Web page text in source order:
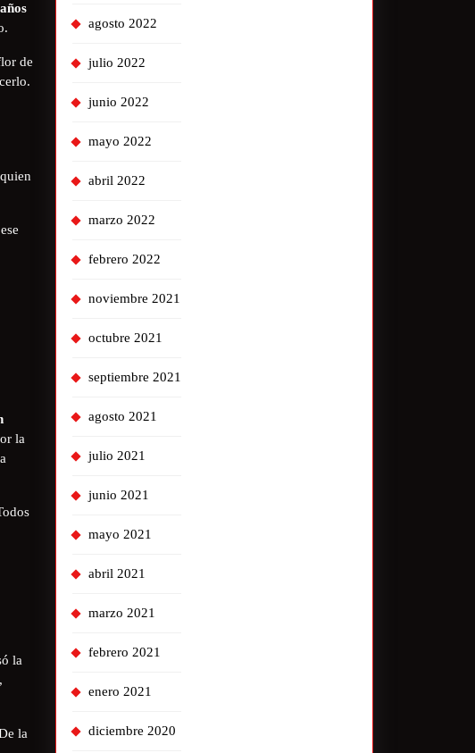
de
la
la
la
agosto 2022
julio 2022
junio 2022
mayo 2022
abril 2022
marzo 2022
febrero 2022
noviembre 2021
octubre 2021
septiembre 2021
agosto 2021
julio 2021
junio 2021
mayo 2021
abril 2021
marzo 2021
febrero 2021
enero 2021
diciembre 2020